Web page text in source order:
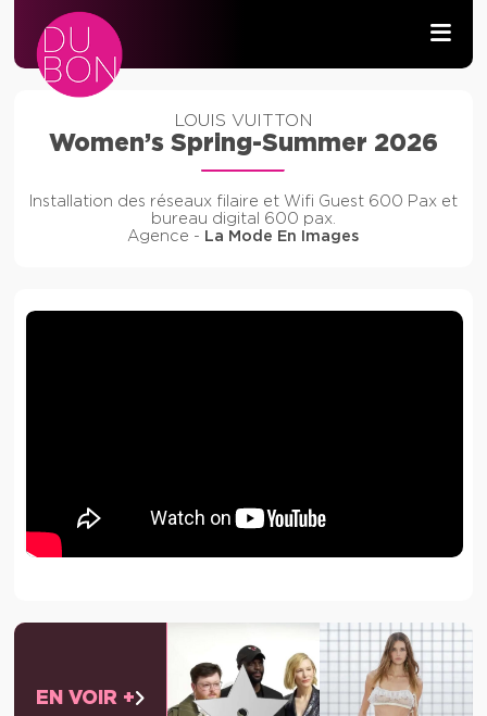
WIFI & RÉSEAU
DÉVELOPPEMENT
LOUIS VUITTON
Women’s Spring-Summer 2026
Installation des réseaux filaire et Wifi Guest 600 Pax et
bureau digital 600 pax.
Agence - La Mode En Images
EN VOIR +